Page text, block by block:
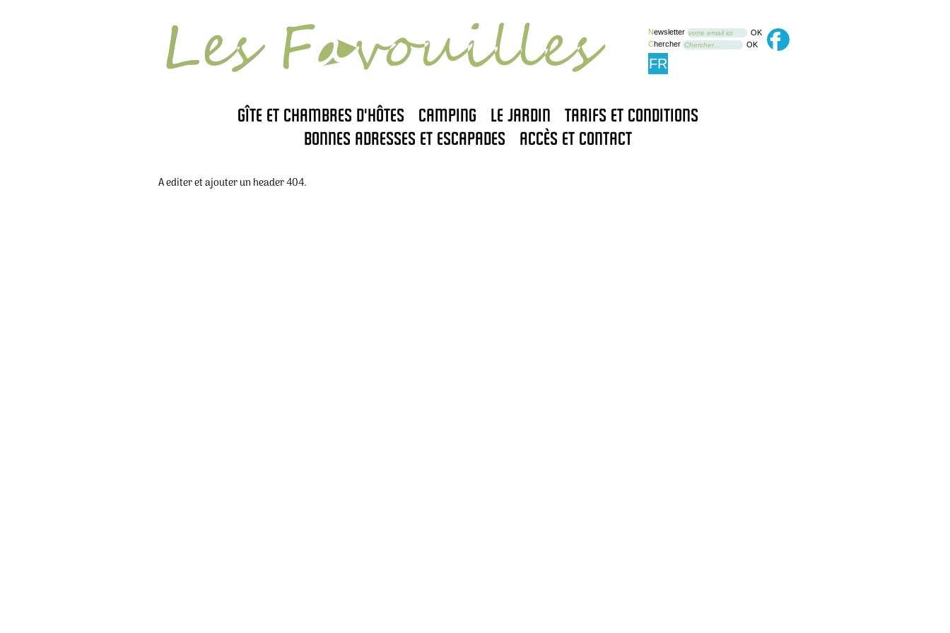
Newsletter votre email ici
OK
Chercher Chercher… OK
FR
Gîte et chambres d'hôtes Camping Le jardin
Tarifs et conditions
Bonnes adresses et escapades
Accès et contact
A editer et ajouter un header 404.